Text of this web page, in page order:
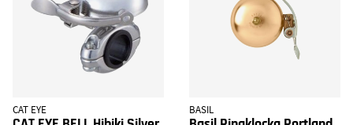
CAT EYE BASIL